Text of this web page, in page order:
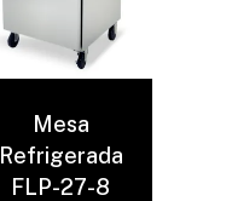
Mesa
Refrigerada
FLP-27-8